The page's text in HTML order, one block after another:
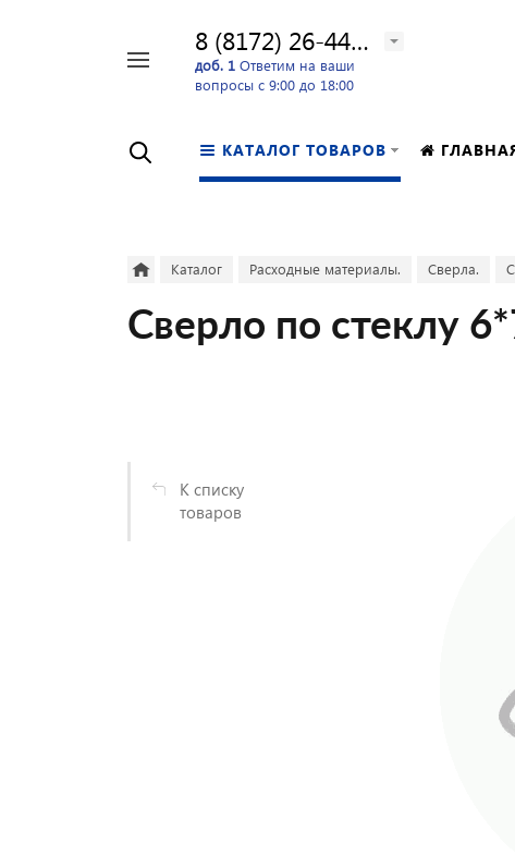
8 (8172) 26-44-24
доб. 1 Ответим на ваши
вопросы с 9:00 до 18:00
КАТАЛОГ ТОВАРОВ
Каталог Расходные материалы. Сверла.
Сверло по стеклу
К списку
товаров